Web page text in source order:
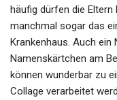
häufig dürfen die Eltern
manchmal sogar das
Krankenhaus. Auch
Namenskärtchen am
können wunderbar zu
Collage verarbeitet